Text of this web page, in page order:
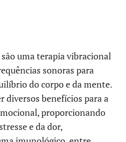
são uma terapia vibracional
sonoras para
do corpo e da mente.
diversos benefícios para a
proporcionando
e da dor,